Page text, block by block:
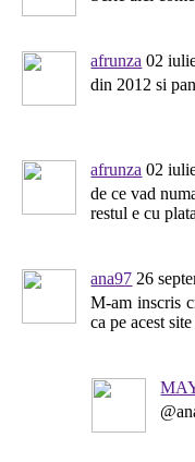
afrunza 02
din 2012 si
afrunza 02
de ce vad
restul e cu
ana97 26
M-am inscris
ca pe acest